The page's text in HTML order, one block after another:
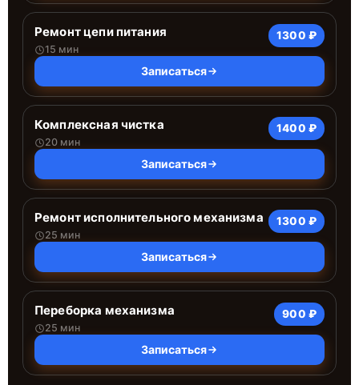
Ремонт цепи питания
15 мин
1300 ₽
Записаться
Комплексная чистка
20 мин
1400 ₽
Записаться
Ремонт исполнительного механизма
25 мин
1300 ₽
Записаться
Переборка механизма
25 мин
900 ₽
Записаться